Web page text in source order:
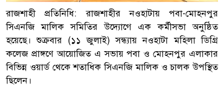
রাজশাহী প্রতিনিধি: রাজশাহীর নওহাটায় পবা-মোহনপুর
সিএনজি মালিক সমিতির উদ্যোগে এক কর্মীসভা অনুষ্ঠিত
হয়েছে। শুক্রবার (১১ জুলাই) সন্ধ্যায় নওহাটা মহিলা ডিগ্রি
কলেজ প্রাঙ্গণে আয়োজিত এ সভায় পবা ও মোহনপুর এলাকার
বিভিন্ন ওয়ার্ড থেকে শতাধিক সিএনজি মালিক ও চালক উপস্থিত
ছিলেন।